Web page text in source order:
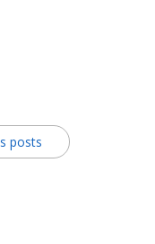
posts